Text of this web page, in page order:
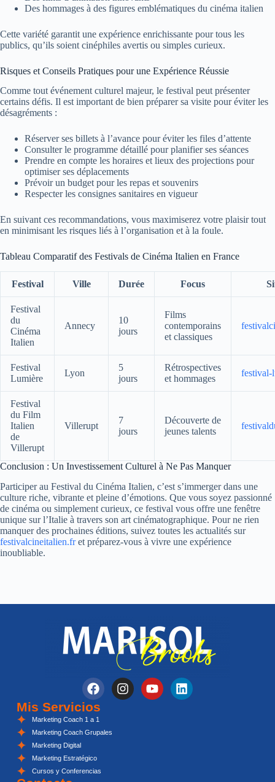
Des hommages à des figures emblématiques du cinéma italien
Cette variété garantit une expérience enrichissante pour tous les
publics, qu’ils soient cinéphiles avertis ou simples curieux.
Risques et Conseils Pratiques pour une Expérience Réussie
Comme tout événement culturel majeur, le festival peut présenter
certains défis. Il est important de bien préparer sa visite pour éviter les
désagréments :
Réserver ses billets à l’avance pour éviter les files d’attente
Consulter le programme détaillé pour planifier ses séances
Prendre en compte les horaires et lieux des projections pour
optimiser ses déplacements
Prévoir un budget pour les repas et souvenirs
Respecter les consignes sanitaires en vigueur
En suivant ces recommandations, vous maximiserez votre plaisir tout
en minimisant les risques liés à l’organisation et à la foule.
Tableau Comparatif des Festivals de Cinéma Italien en France
Festival Ville Durée Focus
Festival
du
Cinéma
Italien
Annecy
10
jours
Films
contemporains
et classiques
Festival
Lumière
Lyon
5
jours
Rétrospectives
et hommages
festival-
Festival
du Film
Italien
de
Villerupt
Villerupt
7
jours
Découverte de
jeunes talents
Conclusion : Un Investissement Culturel à Ne Pas Manquer
Participer au Festival du Cinéma Italien, c’est s’immerger dans une
culture riche, vibrante et pleine d’émotions. Que vous soyez passionné
de cinéma ou simplement curieux, ce festival vous offre une fenêtre
unique sur l’Italie à travers son art cinématographique. Pour ne rien
manquer des prochaines éditions, suivez toutes les actualités sur
festivalcineitalien.fret préparez-vous à vivre une expérience
inoubliable.
Mis Servicios
Marketing Coach 1 a 1
Marketing Coach Grupales
Marketing Digital
Marketing Estratégico
Cursos y Conferencias